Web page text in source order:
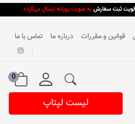
قوانین و مقررات درباره ما تماس با ما
0
لیست لپتاپ